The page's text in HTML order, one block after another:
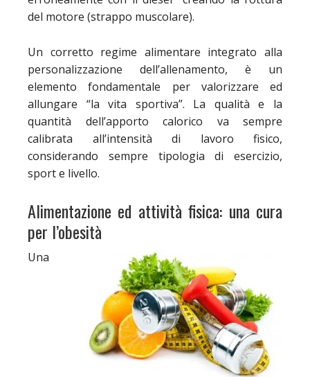
del motore (strappo muscolare).
Un corretto regime alimentare integrato alla
personalizzazione dell’allenamento, è un
elemento fondamentale per valorizzare ed
allungare “la vita sportiva”. La qualità e la
quantità dell’apporto calorico va sempre
calibrata all’intensità di lavoro fisico,
considerando sempre tipologia di esercizio,
sport e livello.
Alimentazione ed attività fisica: una cura
per l’obesità
Una